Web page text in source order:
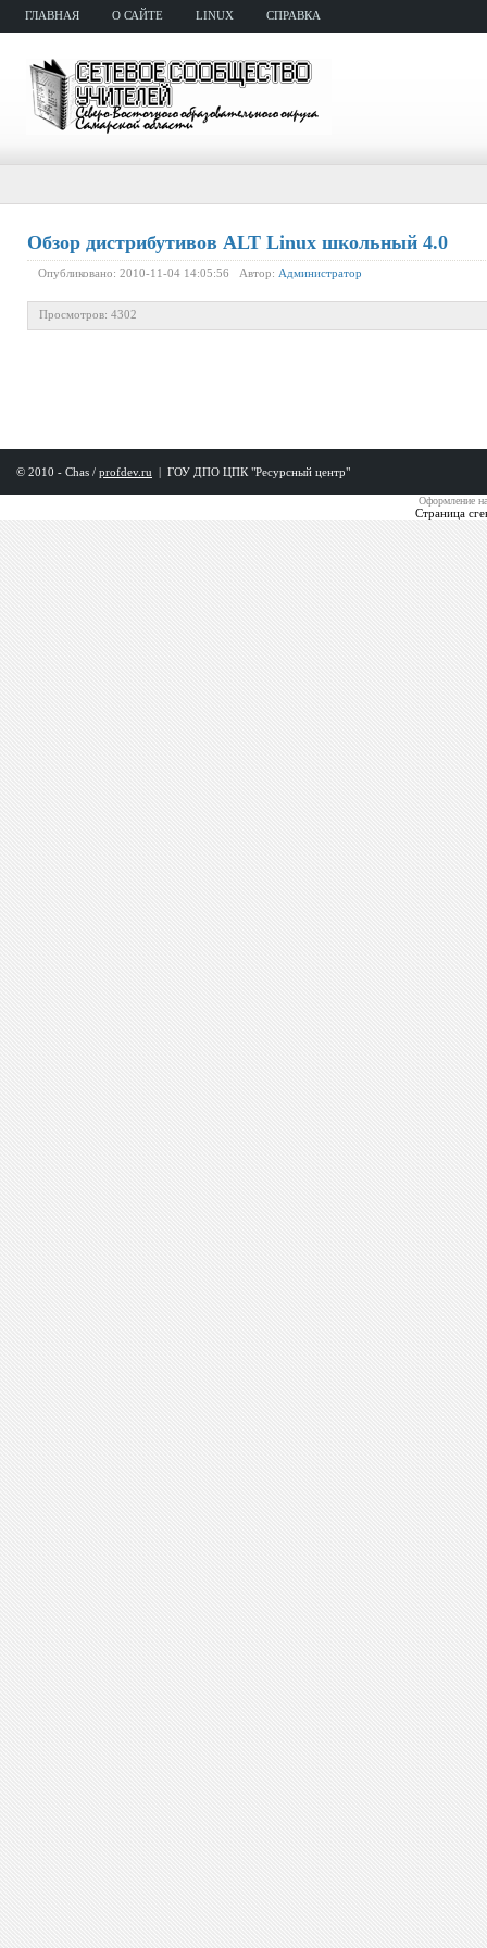
ГЛАВНАЯ О САЙТЕ LINUX СПРАВКА
Обзор дистрибутивов ALT Linux школьный 4.0
Опубликовано: 2010-11-04 14:05:56 Автор: Администратор
Просмотров: 4302
© 2010 - Chas / profdev.ru | ГОУ ДПО ЦПК "Ресурсный центр"
Оформление
Страница